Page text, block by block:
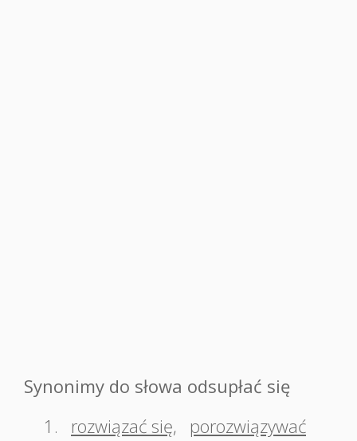
Synonimy do słowa odsupłać się
1.
rozwiązać się, porozwiązywać